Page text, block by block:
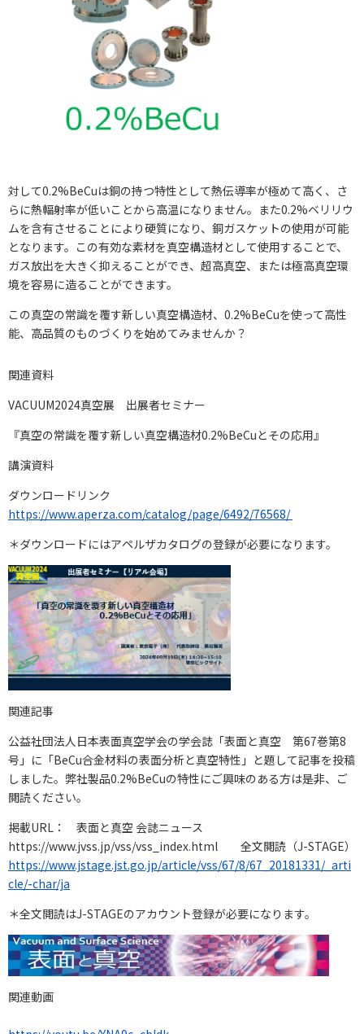
対して0.2%BeCuは銅の持つ特性として熱伝導率が極めて高く、さ
らに熱輻射率が低いことから高温になりません。また0.2%ベリリウ
ムを含有させることにより硬質になり、銅ガスケットの使用が可能
となります。この有効な素材を真空構造材として使用することで、
ガス放出を大きく抑えることができ、超高真空、または極高真空環
境を容易に造ることができます。
この真空の常識を覆す新しい真空構造材、0.2%BeCuを使って高性
能、高品質のものづくりを始めてみませんか？
関連資料
VACUUM2024真空展 出展者セミナー
『真空の常識を覆す新しい真空構造材0.2%BeCuとその応用』
講演資料
ダウンロードリンク
https://www.aperza.com/catalog/page/6492/76568/
＊ダウンロードにはアペルザカタログの登録が必要になります。
関連記事
公益社団法人日本表面真空学会の学会誌「表面と真空 第67巻第8
号」に「BeCu合金材料の表面分析と真空特性」と題して記事を投稿
しました。弊社製品0.2%BeCuの特性にご興味のある方は是非、ご
閲読ください。
掲載URL： 表面と真空 会誌ニュース
https://www.jvss.jp/vss/vss_index.html 全文閲読（J-STAGE）
https://www.jstage.jst.go.jp/article/vss/67/8/67_20181331/_arti
cle/-char/ja
＊全文閲読はJ-STAGEのアカウント登録が必要になります。
関連動画